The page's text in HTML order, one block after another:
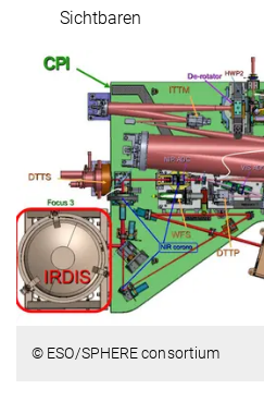
Sichtbaren
© ESO/SPHERE consortium